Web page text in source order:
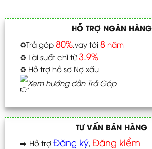
HỖ TRỢ NGÂN HÀNG
♻️Trả góp 80%,vay tới 8năm
♻️ Lãi suất chỉ từ3.9%
♻️ Hỗ trợ hồ sơ Nợ xấu
Xem hướng dẫn Trả Góp
TƯ VẤN BÁN HÀNG
➡️ Hỗ trợ Đăng ký, Đăng kiểm